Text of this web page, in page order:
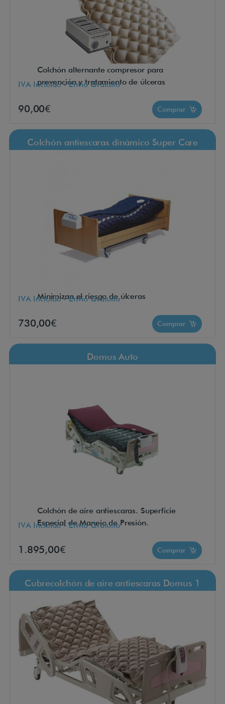
Colchón alternante compresor para
prevención y tratamiento de úlceras
IVA Incluido - Envío Gratuito
90,00€ Comprar
Colchón antiescaras dinámico Super Care
Minimizan el riesgo de úlceras
IVA Incluido - Envío Gratuito
730,00€ Comprar
Domus Auto
Colchón de aire antiescaras. Superficie
Especial de Manejo de Presión.
IVA Incluido - Envío Gratuito
1.895,00€ Comprar
Cubrecolchón de aire antiescaras Domus 1